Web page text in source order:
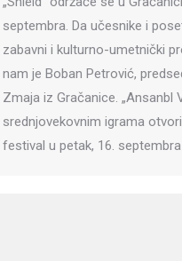
septembra. Da učesnike i
zabavni i kulturno-umetnički
nam je Boban Petrović,
Zmaja iz Gračanice. „Ansanbl
srednjovekovnim igrama
festival u petak, 16.